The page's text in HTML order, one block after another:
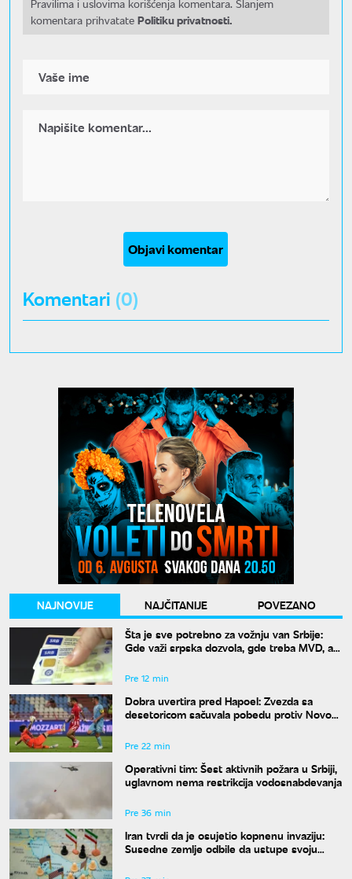
Pravilima i uslovima korišćenja komentara. Slanjem
komentara prihvatate Politiku privatnosti.
Objavi komentar
Komentari (0)
NAJNOVIJE NAJČITANIJE
POVEZANO
Šta je sve potrebno za vožnju van Srbije:
Gde važi srpska dozvola, gde treba MVD, a
Pre 12 min
Dobra uvertira pred Hapoel: Zvezda sa
desetoricom sačuvala pobedu protiv Novog
Pre 22 min
Operativni tim: Šest aktivnih požara u Srbiji,
uglavnom nema restrikcija vodosnabdevanja
Pre 36 min
Iran tvrdi da je osujetio kopnenu invaziju:
Susedne zemlje odbile da ustupe svoju